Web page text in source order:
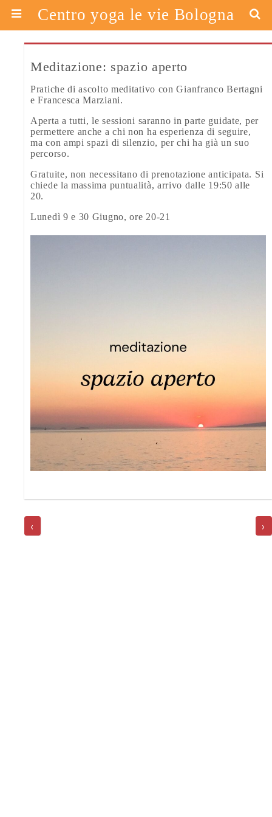
Centro yoga le vie Bologna
Meditazione: spazio aperto
Pratiche di ascolto meditativo con Gianfranco Bertagni
e Francesca Marziani.
Aperta a tutti, le sessioni saranno in parte guidate, per
permettere anche a chi non ha esperienza di seguire,
ma con ampi spazi di silenzio, per chi ha già un suo
percorso.
Gratuite, non necessitano di prenotazione anticipata. Si
chiede la massima puntualità, arrivo dalle 19:50 alle
20.
Lunedì 9 e 30 Giugno, ore 20-21
NAVIGATION
‹ ›